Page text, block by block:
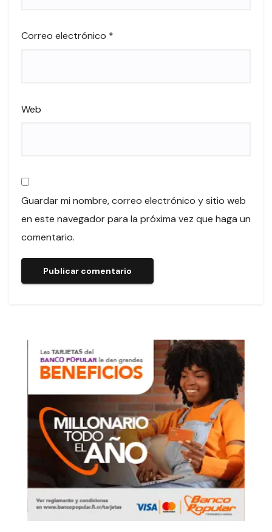
Correo electrónico *
Web
Guardar mi nombre, correo electrónico y sitio web
en este navegador para la próxima vez que haga un
comentario.